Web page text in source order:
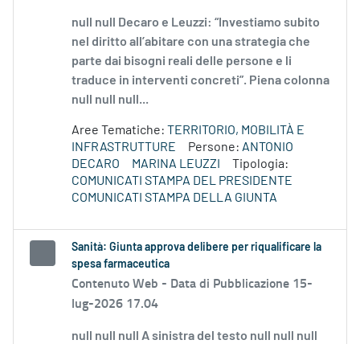
null null Decaro e Leuzzi: “Investiamo subito
nel diritto all’abitare con una strategia che
parte dai bisogni reali delle persone e li
traduce in interventi concreti”. Piena colonna
null null null...
Aree Tematiche: TERRITORIO, MOBILITÀ E
INFRASTRUTTURE
Persone: ANTONIO
DECARO
MARINA LEUZZI
Tipologia:
COMUNICATI STAMPA DEL PRESIDENTE
COMUNICATI STAMPA DELLA GIUNTA
Sanità: Giunta approva delibere per riqualificare la
spesa farmaceutica
Contenuto Web - Data di Pubblicazione 15-
lug-2026 17.04
null null null A sinistra del testo null null null